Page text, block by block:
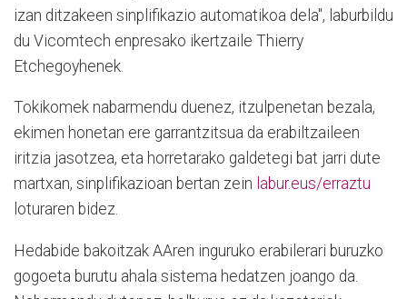
izan ditzakeen sinplifikazio automatikoa dela", laburbildu
du Vicomtech enpresako ikertzaile Thierry
Etchegoyhenek.
Tokikomek nabarmendu duenez, itzulpenetan bezala,
ekimen honetan ere garrantzitsua da erabiltzaileen
iritzia jasotzea, eta horretarako galdetegi bat jarri dute
martxan, sinplifikazioan bertan zein labur.eus/erraztu
loturaren bidez.
Hedabide bakoitzak AAren inguruko erabilerari buruzko
gogoeta burutu ahala sistema hedatzen joango da.